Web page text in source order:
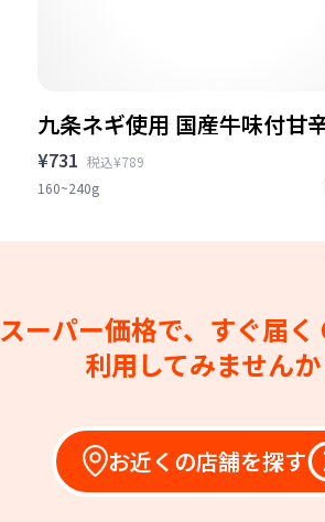
九条ネギ使用 国産牛味付甘
¥731 税込¥789
160~240g
スーパー価格で、すぐ届く
利用してみませんか
お近くの店舗を探す